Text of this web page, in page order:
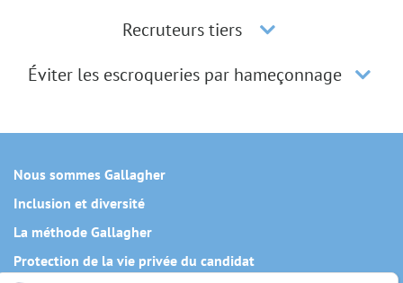
Recruteurs tiers
Éviter les escroqueries par hameçonnage
Nous sommes Gallagher
Inclusion et diversité
La méthode Gallagher
Protection de la vie privée du candidat